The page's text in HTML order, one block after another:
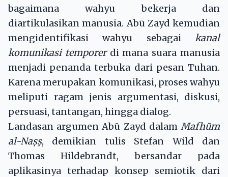
bagaimana wahyu bekerja dan
diartikulasikan manusia. Abū Zayd kemudian
mengidentifikasi wahyu sebagai kanal
komunikasi temporerdi mana suara manusia
menjadi penanda terbuka dari pesan Tuhan.
Karena merupakan komunikasi, proses wahyu
meliputi ragam jenis argumentasi, diskusi,
persuasi, tantangan, hingga dialog.
Landasan argumen Abū Zayd dalam Mafhūm
al-Naṣṣ, demikian tulis Stefan Wild dan
Thomas Hildebrandt, bersandar pada
aplikasinya terhadap konsep semiotik dari